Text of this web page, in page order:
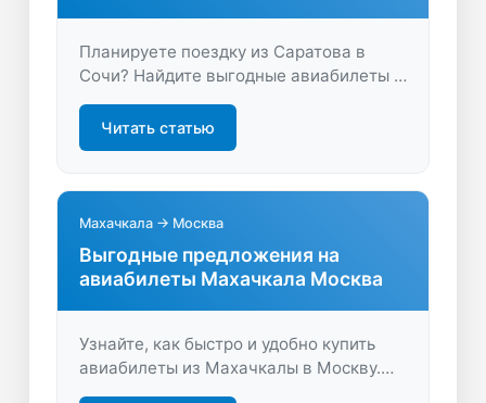
Планируете поездку из Саратова в
Сочи? Найдите выгодные авиабилеты и
сравните предложения, чтобы выбрать
оптимальный рейс. Удобный поиск и
экономия времени — путешествуйте с
Читать статью
Махачкала → Москва
Выгодные предложения на
авиабилеты Махачкала Москва
Узнайте, как быстро и удобно купить
авиабилеты из Махачкалы в Москву.
Сравните цены, выберите лучший рейс